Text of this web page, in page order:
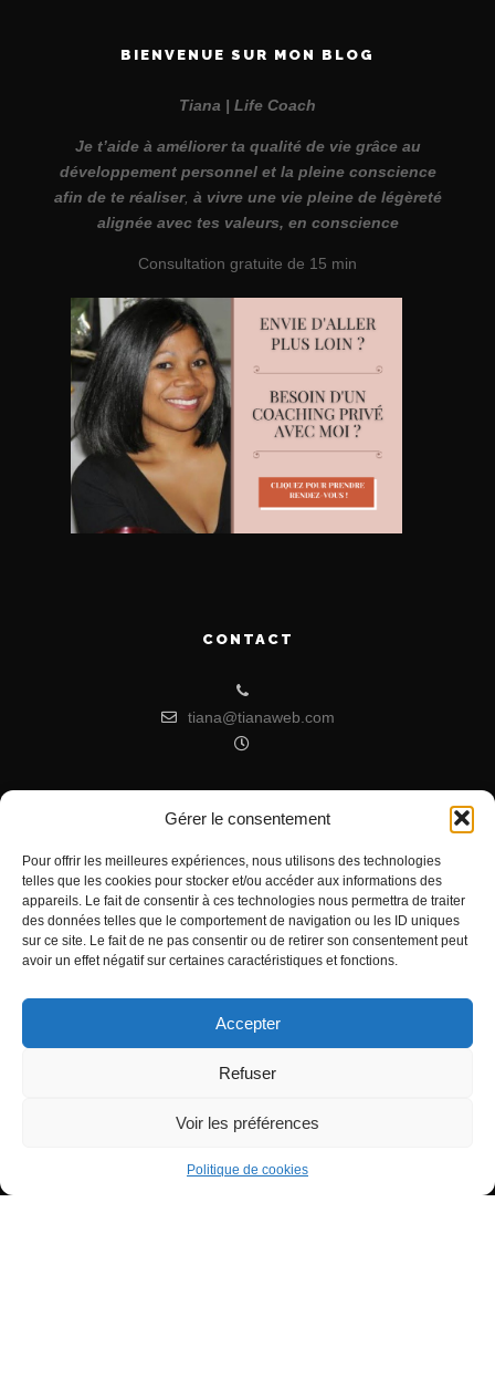
Gérer le consentement
Pour offrir les meilleures expériences, nous utilisons des technologies
telles que les cookies pour stocker et/ou accéder aux informations des
appareils. Le fait de consentir à ces technologies nous permettra de traiter
des données telles que le comportement de navigation ou les ID uniques
sur ce site. Le fait de ne pas consentir ou de retirer son consentement peut
avoir un effet négatif sur certaines caractéristiques et fonctions.
Accepter
Refuser
Voir les préférences
Politique de cookies
BIENVENUE SUR MON BLOG
Tiana | Life Coach
Je t’aide à améliorer ta qualité de vie grâce au
développement personnel et la pleine conscience
afin de te réaliser, à vivre une vie pleine de légèreté
alignée avec tes valeurs, en conscience
Consultation gratuite de 15 min
CONTACT
tiana@tianaweb.com
Signification de l’Heure Miroir 07h07
Heure miroir : 11h11 signification
Signification de l’Heure Miroir 11h55
Tous droits réservés - Copyright 2022 Tiana à ton service
Politique de confidentialité